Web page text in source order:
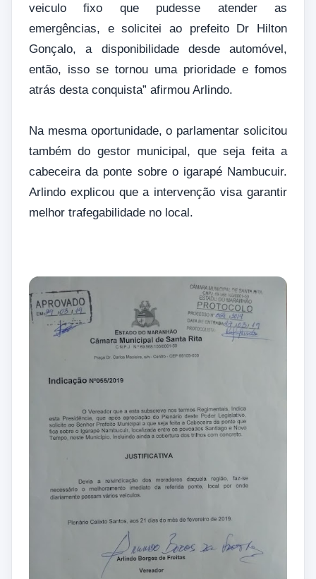
veiculo fixo que pudesse atender as
emergências, e solicitei ao prefeito Dr Hilton
Gonçalo, a disponibilidade desde automóvel,
então, isso se tornou uma prioridade e fomos
atrás desta conquista” afirmou Arlindo.
Na mesma oportunidade, o parlamentar solicitou
também do gestor municipal, que seja feita a
cabeceira da ponte sobre o igarapé Nambucuir.
Arlindo explicou que a intervenção visa garantir
melhor trafegabilidade no local.